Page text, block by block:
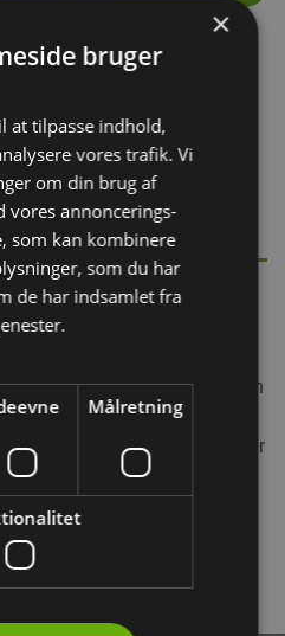
1-3 hverdage
fra 599 DKK
rum og bokse din kanin
snack eller pillet, kaniner
samme tid blive belønnet for
under luger, som
for at få godbidden.
×
bruger
at tilpasse indhold,
vores trafik. Vi
om din brug af
vores annoncerings-
som kan kombinere
som du har
de har indsamlet fra
Målretning